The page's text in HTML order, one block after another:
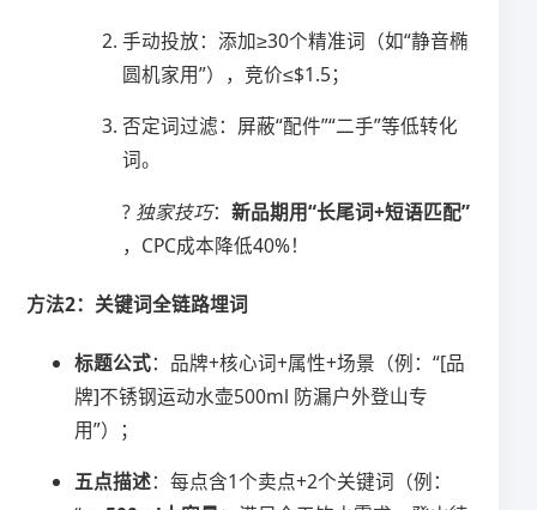
手动投放：添加≥30个精准词（如“静音椭
圆机家用”），竞价≤$1.5；
否定词过滤：屏蔽“配件”“二手”等低转化
词。
? 独家技巧：​​新品期用“长尾词+短语匹配”​
，CPC成本降低40%！
​方法2：关键词全链路埋词​
​标题公式​​：品牌+核心词+属性+场景（例：“[品
牌]不锈钢运动水壶500ml 防漏户外登山专
用”）；
​五点描述​​：每点含1个卖点+2个关键词（例：